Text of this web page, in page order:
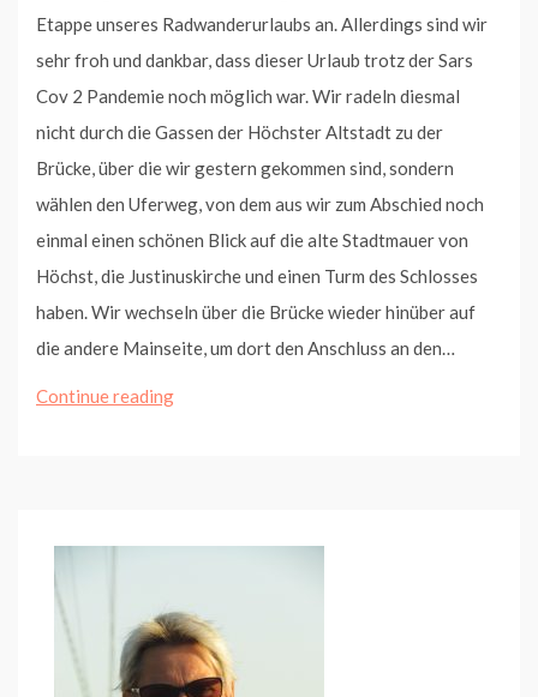
Etappe unseres Radwanderurlaubs an. Allerdings sind wir
sehr froh und dankbar, dass dieser Urlaub trotz der Sars
Cov 2 Pandemie noch möglich war. Wir radeln diesmal
nicht durch die Gassen der Höchster Altstadt zu der
Brücke, über die wir gestern gekommen sind, sondern
wählen den Uferweg, von dem aus wir zum Abschied noch
einmal einen schönen Blick auf die alte Stadtmauer von
Höchst, die Justinuskirche und einen Turm des Schlosses
haben. Wir wechseln über die Brücke wieder hinüber auf
die andere Mainseite, um dort den Anschluss an den…
Continue readingVon
des
Mainradweges)